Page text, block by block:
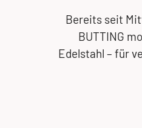
Bereits seit
BUTTING
Edelstahl – für